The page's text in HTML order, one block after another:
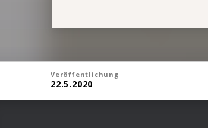
Veröffentlichung
22.5.2020